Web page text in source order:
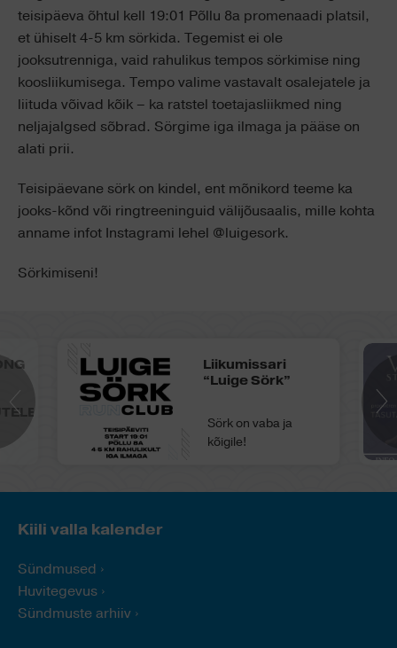
teisipäeva õhtul kell 19:01 Põllu 8a promenaadi platsil,
et ühiselt 4-5 km sörkida. Tegemist ei ole
jooksutrenniga, vaid rahulikus tempos sörkimise ning
koosliikumisega. Tempo valime vastavalt osalejatele ja
liituda võivad kõik – ka ratstel toetajasliikmed ning
neljajalgsed sõbrad. Sörgime iga ilmaga ja pääse on
alati prii.
Teisipäevane sörk on kindel, ent mõnikord teeme ka
jooks-kõnd või ringtreeninguid välijõusaalis, mille kohta
anname infot Instagrami lehel @luigesork.
Sörkimiseni!
Liikumissari
“Luige Sörk”
Sörk on vaba ja
kõigile!
Kiili valla kalender
Sündmused
Huvitegevus
Sündmuste arhiiv